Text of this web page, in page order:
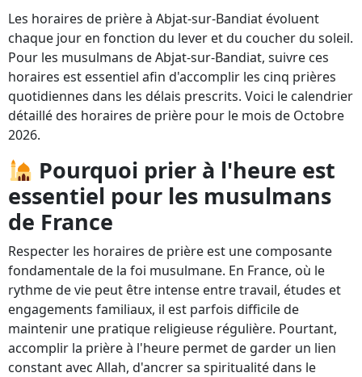
Les horaires de prière à Abjat-sur-Bandiat évoluent
chaque jour en fonction du lever et du coucher du soleil.
Pour les musulmans de Abjat-sur-Bandiat, suivre ces
horaires est essentiel afin d'accomplir les cinq prières
quotidiennes dans les délais prescrits. Voici le calendrier
détaillé des horaires de prière pour le mois de Octobre
2026.
Pourquoi prier à l'heure est
essentiel pour les musulmans
de France
Respecter les horaires de prière est une composante
fondamentale de la foi musulmane. En France, où le
rythme de vie peut être intense entre travail, études et
engagements familiaux, il est parfois difficile de
maintenir une pratique religieuse régulière. Pourtant,
accomplir la prière à l'heure permet de garder un lien
constant avec Allah, d'ancrer sa spiritualité dans le